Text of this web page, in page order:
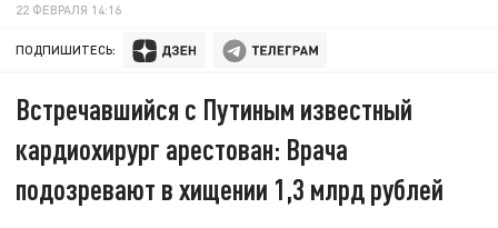
22 ФЕВРАЛЯ 14:16
ПОДПИШИТЕСЬ:
Встречавшийся с Путиным известный
кардиохирург арестован: Врача
подозревают в хищении 1,3 млрд рублей